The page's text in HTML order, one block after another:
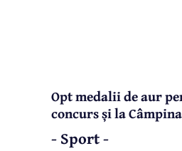
Opt medalii de aur
concurs și la Câmpina
- Sport -